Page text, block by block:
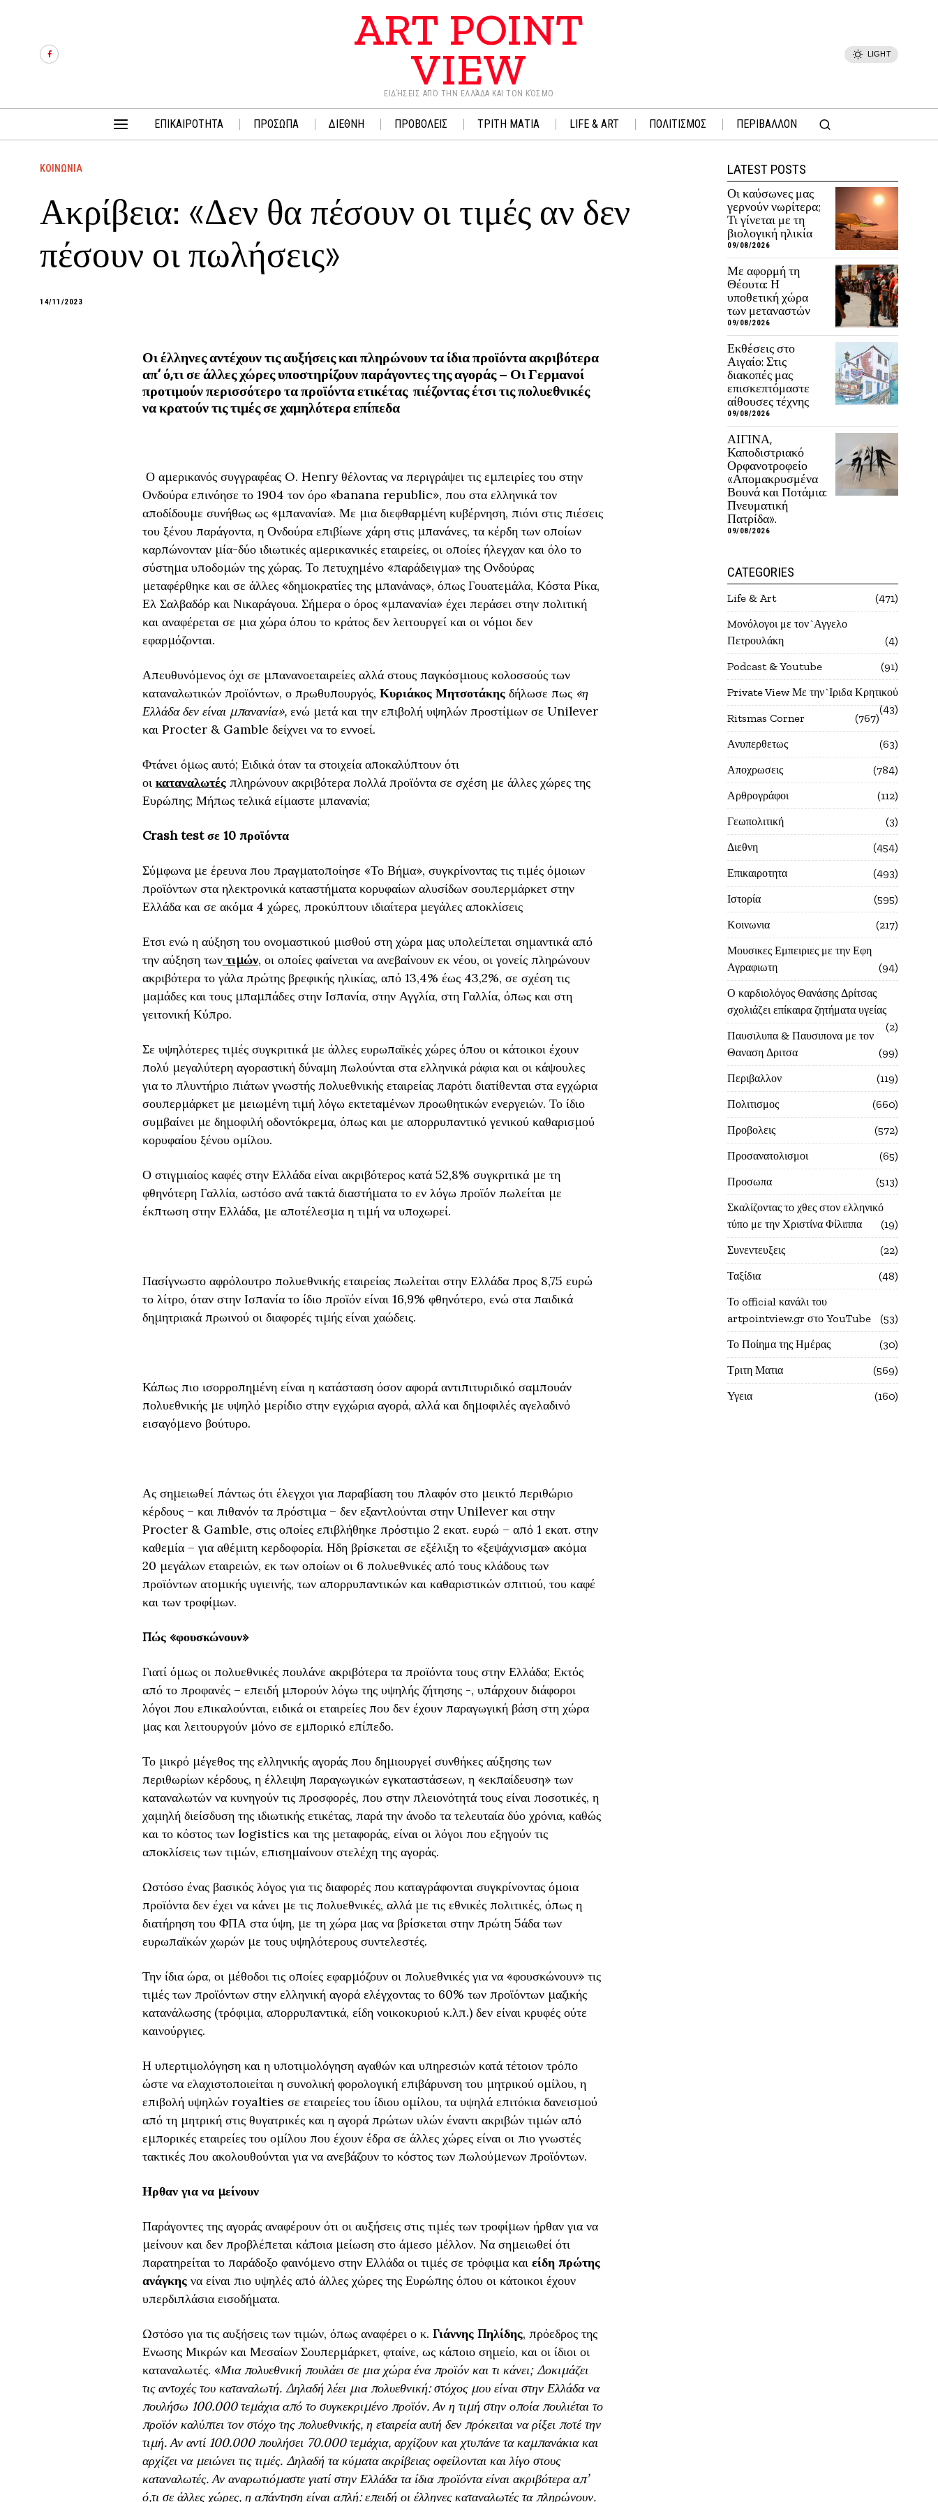
ART POINT
VIEW
ΕΙΔΉΣΕΙΣ ΑΠΌ ΤΗΝ ΕΛΛΆΔΑ ΚΑΙ ΤΟΝ ΚΌΣΜΟ
LIGHT
ΕΠΙΚΑΙΡΟΤΗΤΑ ΠΡΟΣΩΠΑ ΔΙΕΘΝΗ ΠΡΟΒΟΛΕΙΣ ΤΡΙΤΗ ΜΑΤΙΑ LIFE & ART ΠΟΛΙΤΙΣΜΟΣ ΠΕΡΙΒΑΛΛΟΝ
ΚΟΙΝΩΝΙΑ
Ακρίβεια: «Δεν θα πέσουν οι τιμές αν δεν
πέσουν οι πωλήσεις»
14/11/2023
Οι έλληνες αντέχουν τις αυξήσεις και πληρώνουν τα ίδια προϊόντα ακριβότερα
απ’ ό,τι σε άλλες χώρες υποστηρίζουν παράγοντες της αγοράς – Οι Γερμανοί
προτιμούν περισσότερο τα προϊόντα ετικέτας πιέζοντας έτσι τις πολυεθνικές
να κρατούν τις τιμές σε χαμηλότερα επίπεδα
Ο αμερικανός συγγραφέας O. Henry θέλοντας να περιγράψει τις εμπειρίες του στην
Ονδούρα επινόησε το 1904 τον όρο «banana republic», που στα ελληνικά τον
αποδίδουμε συνήθως ως «μπανανία». Με μια διεφθαρμένη κυβέρνηση, πιόνι στις πιέσεις
του ξένου παράγοντα, η Ονδούρα επιβίωνε χάρη στις μπανάνες, τα κέρδη των οποίων
καρπώνονταν μία-δύο ιδιωτικές αμερικανικές εταιρείες, οι οποίες ήλεγχαν και όλο το
σύστημα υποδομών της χώρας. Το πετυχημένο «παράδειγμα» της Ονδούρας
μεταφέρθηκε και σε άλλες «δημοκρατίες της μπανάνας», όπως Γουατεμάλα, Κόστα Ρίκα,
Ελ Σαλβαδόρ και Νικαράγουα. Σήμερα ο όρος «μπανανία» έχει περάσει στην πολιτική
και αναφέρεται σε μια χώρα όπου το κράτος δεν λειτουργεί και οι νόμοι δεν
εφαρμόζονται.
Απευθυνόμενος όχι σε μπανανοεταιρείες αλλά στους παγκόσμιους κολοσσούς των
καταναλωτικών προϊόντων, ο πρωθυπουργός, Κυριάκος Μητσοτάκης δήλωσε πως «η
Ελλάδα δεν είναι μπανανία», ενώ μετά και την επιβολή υψηλών προστίμων σε Unilever
και Procter & Gamble δείχνει να το εννοεί.
Φτάνει όμως αυτό; Ειδικά όταν τα στοιχεία αποκαλύπτουν ότι
οι καταναλωτέςπληρώνουν ακριβότερα πολλά προϊόντα σε σχέση με άλλες χώρες της
Ευρώπης; Μήπως τελικά είμαστε μπανανία;
Crash test σε 10 προϊόντα
Σύμφωνα με έρευνα που πραγματοποίησε «Το Βήμα», συγκρίνοντας τις τιμές όμοιων
προϊόντων στα ηλεκτρονικά καταστήματα κορυφαίων αλυσίδων σουπερμάρκετ στην
Ελλάδα και σε ακόμα 4 χώρες, προκύπτουν ιδιαίτερα μεγάλες αποκλίσεις
Ετσι ενώ η αύξηση του ονομαστικού μισθού στη χώρα μας υπολείπεται σημαντικά από
την αύξηση τωντιμών, οι οποίες φαίνεται να ανεβαίνουν εκ νέου, οι γονείς πληρώνουν
ακριβότερα το γάλα πρώτης βρεφικής ηλικίας, από 13,4% έως 43,2%, σε σχέση τις
μαμάδες και τους μπαμπάδες στην Ισπανία, στην Αγγλία, στη Γαλλία, όπως και στη
γειτονική Κύπρο.
Σε υψηλότερες τιμές συγκριτικά με άλλες ευρωπαϊκές χώρες όπου οι κάτοικοι έχουν
πολύ μεγαλύτερη αγοραστική δύναμη πωλούνται στα ελληνικά ράφια και οι κάψουλες
για το πλυντήριο πιάτων γνωστής πολυεθνικής εταιρείας παρότι διατίθενται στα εγχώρια
σουπερμάρκετ με μειωμένη τιμή λόγω εκτεταμένων προωθητικών ενεργειών. Το ίδιο
συμβαίνει με δημοφιλή οδοντόκρεμα, όπως και με απορρυπαντικό γενικού καθαρισμού
κορυφαίου ξένου ομίλου.
Ο στιγμιαίος καφές στην Ελλάδα είναι ακριβότερος κατά 52,8% συγκριτικά με τη
φθηνότερη Γαλλία, ωστόσο ανά τακτά διαστήματα το εν λόγω προϊόν πωλείται με
έκπτωση στην Ελλάδα, με αποτέλεσμα η τιμή να υποχωρεί.
Πασίγνωστο αφρόλουτρο πολυεθνικής εταιρείας πωλείται στην Ελλάδα προς 8,75 ευρώ
το λίτρο, όταν στην Ισπανία το ίδιο προϊόν είναι 16,9% φθηνότερο, ενώ στα παιδικά
δημητριακά πρωινού οι διαφορές τιμής είναι χαώδεις.
Κάπως πιο ισορροπημένη είναι η κατάσταση όσον αφορά αντιπιτυριδικό σαμπουάν
πολυεθνικής με υψηλό μερίδιο στην εγχώρια αγορά, αλλά και δημοφιλές αγελαδινό
εισαγόμενο βούτυρο.
Ας σημειωθεί πάντως ότι έλεγχοι για παραβίαση του πλαφόν στο μεικτό περιθώριο
κέρδους – και πιθανόν τα πρόστιμα – δεν εξαντλούνται στην Unilever και στην
Procter & Gamble, στις οποίες επιβλήθηκε πρόστιμο 2 εκατ. ευρώ – από 1 εκατ. στην
καθεμία – για αθέμιτη κερδοφορία. Ηδη βρίσκεται σε εξέλιξη το «ξεψάχνισμα» ακόμα
20 μεγάλων εταιρειών, εκ των οποίων οι 6 πολυεθνικές από τους κλάδους των
προϊόντων ατομικής υγιεινής, των απορρυπαντικών και καθαριστικών σπιτιού, του καφέ
και των τροφίμων.
Πώς «φουσκώνουν»
Γιατί όμως οι πολυεθνικές πουλάνε ακριβότερα τα προϊόντα τους στην Ελλάδα; Εκτός
από το προφανές – επειδή μπορούν λόγω της υψηλής ζήτησης -, υπάρχουν διάφοροι
λόγοι που επικαλούνται, ειδικά οι εταιρείες που δεν έχουν παραγωγική βάση στη χώρα
μας και λειτουργούν μόνο σε εμπορικό επίπεδο.
Το μικρό μέγεθος της ελληνικής αγοράς που δημιουργεί συνθήκες αύξησης των
περιθωρίων κέρδους, η έλλειψη παραγωγικών εγκαταστάσεων, η «εκπαίδευση» των
καταναλωτών να κυνηγούν τις προσφορές, που στην πλειονότητά τους είναι ποσοτικές, η
χαμηλή διείσδυση της ιδιωτικής ετικέτας, παρά την άνοδο τα τελευταία δύο χρόνια, καθώς
και το κόστος των logistics και της μεταφοράς, είναι οι λόγοι που εξηγούν τις
αποκλίσεις των τιμών, επισημαίνουν στελέχη της αγοράς.
Ωστόσο ένας βασικός λόγος για τις διαφορές που καταγράφονται συγκρίνοντας όμοια
προϊόντα δεν έχει να κάνει με τις πολυεθνικές, αλλά με τις εθνικές πολιτικές, όπως η
διατήρηση του ΦΠΑ στα ύψη, με τη χώρα μας να βρίσκεται στην πρώτη 5άδα των
ευρωπαϊκών χωρών με τους υψηλότερους συντελεστές.
Την ίδια ώρα, οι μέθοδοι τις οποίες εφαρμόζουν οι πολυεθνικές για να «φουσκώνουν» τις
τιμές των προϊόντων στην ελληνική αγορά ελέγχοντας το 60% των προϊόντων μαζικής
κατανάλωσης (τρόφιμα, απορρυπαντικά, είδη νοικοκυριού κ.λπ.) δεν είναι κρυφές ούτε
καινούργιες.
Η υπερτιμολόγηση και η υποτιμολόγηση αγαθών και υπηρεσιών κατά τέτοιον τρόπο
ώστε να ελαχιστοποιείται η συνολική φορολογική επιβάρυνση του μητρικού ομίλου, η
επιβολή υψηλών royalties σε εταιρείες του ίδιου ομίλου, τα υψηλά επιτόκια δανεισμού
από τη μητρική στις θυγατρικές και η αγορά πρώτων υλών έναντι ακριβών τιμών από
εμπορικές εταιρείες του ομίλου που έχουν έδρα σε άλλες χώρες είναι οι πιο γνωστές
τακτικές που ακολουθούνται για να ανεβάζουν το κόστος των πωλούμενων προϊόντων.
Ηρθαν για να μείνουν
Παράγοντες της αγοράς αναφέρουν ότι οι αυξήσεις στις τιμές των τροφίμων ήρθαν για να
μείνουν και δεν προβλέπεται κάποια μείωση στο άμεσο μέλλον. Να σημειωθεί ότι
παρατηρείται το παράδοξο φαινόμενο στην Ελλάδα οι τιμές σε τρόφιμα και είδη πρώτης
ανάγκηςνα είναι πιο υψηλές από άλλες χώρες της Ευρώπης όπου οι κάτοικοι έχουν
υπερδιπλάσια εισοδήματα.
Ωστόσο για τις αυξήσεις των τιμών, όπως αναφέρει ο κ. Γιάννης Πηλίδης, πρόεδρος της
Ενωσης Μικρών και Μεσαίων Σουπερμάρκετ, φταίνε, ως κάποιο σημείο, και οι ίδιοι οι
καταναλωτές. «Μια πολυεθνική πουλάει σε μια χώρα ένα προϊόν και τι κάνει; Δοκιμάζει
τις αντοχές του καταναλωτή. Δηλαδή λέει μια πολυεθνική: στόχος μου είναι στην Ελλάδα να
πουλήσω 100.000 τεμάχια από το συγκεκριμένο προϊόν. Αν η τιμή στην οποία πουλιέται το
προϊόν καλύπτει τον στόχο της πολυεθνικής, η εταιρεία αυτή δεν πρόκειται να ρίξει ποτέ την
τιμή. Αν αντί 100.000 πουλήσει 70.000 τεμάχια, αρχίζουν και χτυπάνε τα καμπανάκια και
αρχίζει να μειώνει τις τιμές. Δηλαδή τα κύματα ακρίβειας οφείλονται και λίγο στους
καταναλωτές. Αν αναρωτιόμαστε γιατί στην Ελλάδα τα ίδια προϊόντα είναι ακριβότερα απ’
ό,τι σε άλλες χώρες, η απάντηση είναι απλή: επειδή οι έλληνες καταναλωτές τα πληρώνουν.
LATEST POSTS
Οι καύσωνες μας
γερνούν νωρίτερα;
Τι γίνεται με τη
βιολογική ηλικία
09/08/2026
Με αφορμή τη
Θέουτα: Η
υποθετική χώρα
των μεταναστών
09/08/2026
Εκθέσεις στο
Αιγαίο: Στις
διακοπές μας
επισκεπτόμαστε
αίθουσες τέχνης
09/08/2026
ΑΙΓΙΝΑ,
Καποδιστριακό
Ορφανοτροφείο
«Απομακρυσμένα
Βουνά και Ποτάμια:
Πνευματική
Πατρίδα».
09/08/2026
CATEGORIES
Life & Art
471
Mονόλογοι με τον`Αγγελο
Πετρουλάκη
4
Podcast & Youtube
91
Private View Με την`Ιριδα Κρητικού
43
Ritsmas Corner
767
Ανυπερθετως
63
Αποχρωσεις
784
Αρθρογράφοι
112
Γεωπολιτική
3
Διεθνη
454
Επικαιροτητα
493
Ιστορία
595
Κοινωνια
217
Μουσικες Εμπειριες με την Εφη
Αγραφιωτη
94
Ο καρδιολόγος Θανάσης Δρίτσας
σχολιάζει επίκαιρα ζητήματα υγείας
2
Παυσιλυπα & Παυσιπονα με τον
Θαναση Δριτσα
99
Περιβαλλον
119
Πολιτισμος
660
Προβολεις
572
Προσανατολισμοι
65
Προσωπα
513
Σκαλίζοντας το χθες στον ελληνικό
τύπο με την Χριστίνα Φίλιππα
19
Συνεντευξεις
22
Ταξίδια
48
Το official κανάλι του
artpointview.gr στο YouTube
53
Το Ποίημα της Ημέρας
30
Τριτη Ματια
569
Υγεια
160